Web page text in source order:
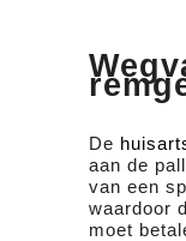
De
aan de
van een
waardoor
moet